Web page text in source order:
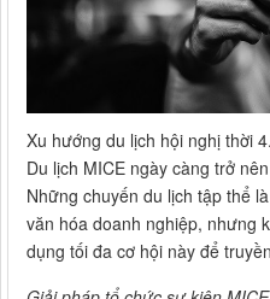
Xu hướng du lịch hội nghị thời
Du lịch MICE ngày càng trở
Những chuyến du lịch tập thể
văn hóa doanh nghiệp, nhưng
dụng tối đa cơ hội này để